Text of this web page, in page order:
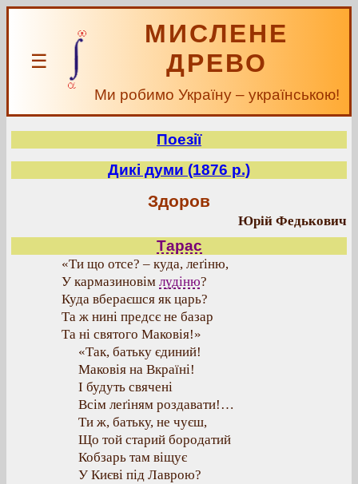
☰
МИСЛЕНЕ
ДРЕВО
Ми робимо Україну – українською!
Поезії
Дикі думи (1876 р.)
Здоров
Юрій Федькович
Тарас
«Ти що отсе? – куда, леґіню,
У кармазиновім лудіню?
Куда вбераєшся як царь?
Та ж нині предсє не базар
Та ні святого Маковія!»
«Так, батьку єдиний!
Маковія на Вкраїні!
І будуть свячені
Всім леґіням роздавати!…
Ти ж, батьку, не чуєш,
Що той старий бородатий
Кобзарь там віщує
У Києві під Лаврою?